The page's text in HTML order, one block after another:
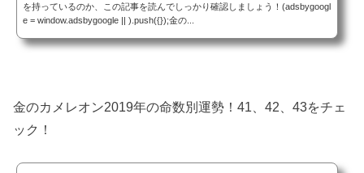
を持っているのか、この記事を読んでしっかり確認しましょう！(adsbygoogl
e = window.adsbygoogle || ).push({});金の...
金のカメレオン2019年の命数別運勢！41、42、43をチェ
ック！